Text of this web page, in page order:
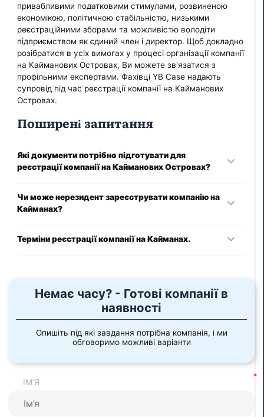
привабливими податковими стимулами, розвиненою
економікою, політичною стабільністю, низькими
реєстраційними зборами та можливістю володіти
підприємством як єдиний член і директор. Щоб докладно
розібратися в усіх вимогах у процесі організації компанії
на Кайманових Островах, Ви можете зв'язатися з
профільними експертами. Фахівці YB Case надають
супровід під час реєстрації компанії на Кайманових
Островах.
Поширені запитання
Які документи потрібно підготувати для
реєстрації компанії на Кайманових Островах?
Меморандум і Статут;
підтвердження місцевої адреси.
При цьому варто враховувати, що регулятори можуть
вимагати і додаткові документи.
Чи може нерезидент зареєструвати компанію на
Кайманах?
Кайманових Островах відповідно до місцевого
Терміни реєстрації компанії на Кайманах.
Немає часу? - Готові компанії в
наявності
Опишіть під які завдання потрібна компанія, і ми
обговоримо можливі варіанти
ІМ’Я